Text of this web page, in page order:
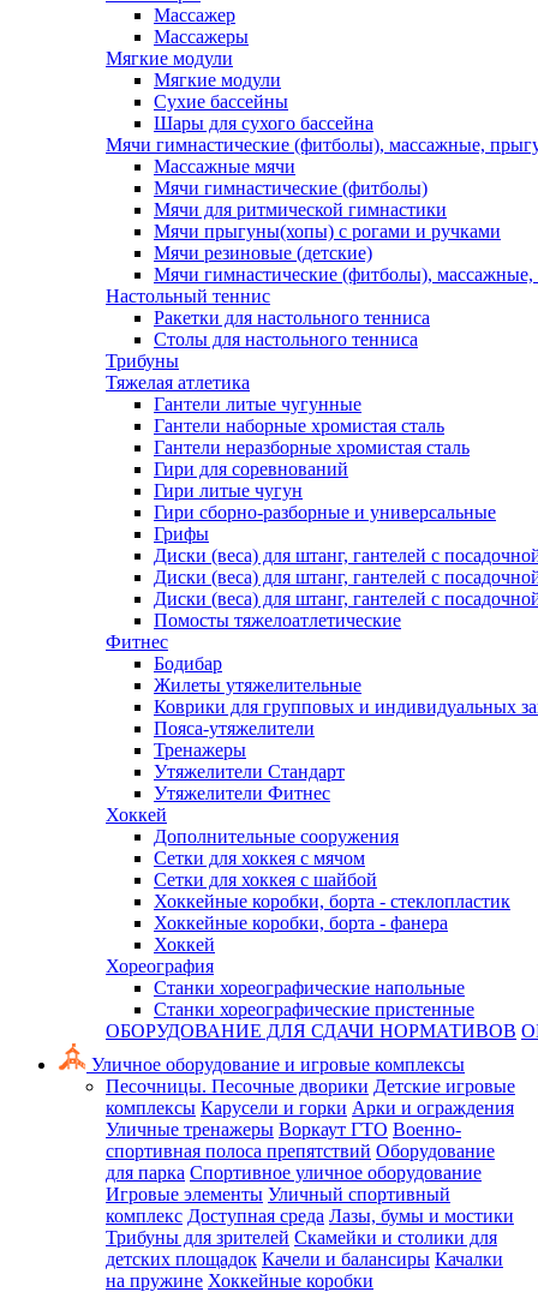
Массажер
Массажеры
Мягкие модули
Мягкие модули
Сухие бассейны
Шары для сухого бассейна
Мячи гимнастические (фитболы), массажные,
Массажные мячи
Мячи гимнастические (фитболы)
Мячи для ритмической гимнастики
Мячи прыгуны(хопы) с рогами и ручками
Мячи резиновые (детские)
Мячи гимнастические (фитболы),
Настольный теннис
Ракетки для настольного тенниса
Столы для настольного тенниса
Трибуны
Тяжелая атлетика
Гантели литые чугунные
Гантели наборные хромистая сталь
Гантели неразборные хромистая сталь
Гири для соревнований
Гири литые чугун
Гири сборно-разборные и универсальные
Грифы
Диски (веса) для штанг, гантелей с
Диски (веса) для штанг, гантелей с
Диски (веса) для штанг, гантелей с
Помосты тяжелоатлетические
Фитнес
Бодибар
Жилеты утяжелительные
Коврики для групповых и индивидуальных
Пояса-утяжелители
Тренажеры
Утяжелители Стандарт
Утяжелители Фитнес
Хоккей
Дополнительные сооружения
Сетки для хоккея с мячом
Сетки для хоккея с шайбой
Хоккейные коробки, борта - стеклопластик
Хоккейные коробки, борта - фанера
Хоккей
Хореография
Станки хореографические напольные
Станки хореографические пристенные
ОБОРУДОВАНИЕ ДЛЯ СДАЧИ НОРМАТИВОВ
Уличное оборудование и игровые комплексы
Песочницы. Песочные дворики Детские игровые
комплексы Карусели и горки Арки и ограждения
Уличные тренажеры Воркаут ГТО Военно-
спортивная полоса препятствий Оборудование
для парка Спортивное уличное оборудование
Игровые элементы Уличный спортивный
комплекс Доступная среда Лазы, бумы и мостики
Трибуны для зрителей Скамейки и столики для
детских площадок Качели и балансиры Качалки
на пружине Хоккейные коробки